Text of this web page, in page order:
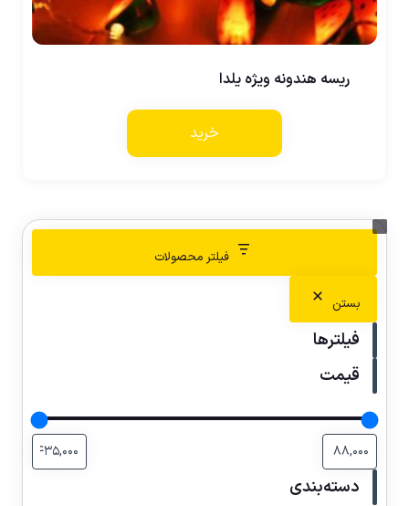
ریسه هندونه ویژه یلدا
خرید
فیلتر محصولات
بستن
فیلترها
قیمت
دسته‌بندی